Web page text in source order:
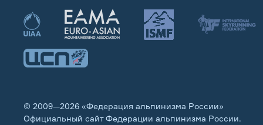
© 2009—2026 «Федерация альпинизма России»
Официальный сайт Федерации альпинизма России.